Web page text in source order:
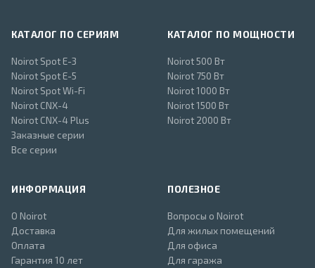
КАТАЛОГ ПО СЕРИЯМ
Noirot Spot E-3
Noirot Spot E-5
Noirot Spot Wi-Fi
Noirot CNX-4
Noirot CNX-4 Plus
Заказные серии
Все серии
КАТАЛОГ ПО МОЩНОСТИ
Noirot 500 Вт
Noirot 750 Вт
Noirot 1000 Вт
Noirot 1500 Вт
Noirot 2000 Вт
ИНФОРМАЦИЯ
О Noirot
Доставка
Оплата
Гарантия 10 лет
ПОЛЕЗНОЕ
Вопросы о Noirot
Для жилых помещений
Для офиса
Для гаража